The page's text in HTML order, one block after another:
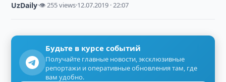
UzDaily·👁 255 views·12.07.2019 · 22:07
Будьте в курсе событий
Получайте главные новости, эксклюзивные
репортажи и оперативные обновления там, где
вам удобно.